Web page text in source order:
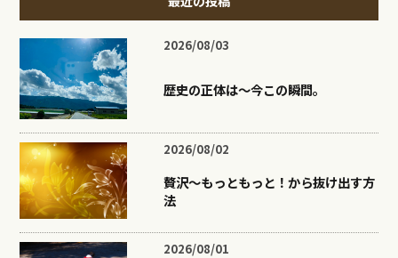
2026/08/03
歴史の正体は〜今この瞬間。
2026/08/02
贅沢〜もっともっと！から抜け出す方
法
2026/08/01